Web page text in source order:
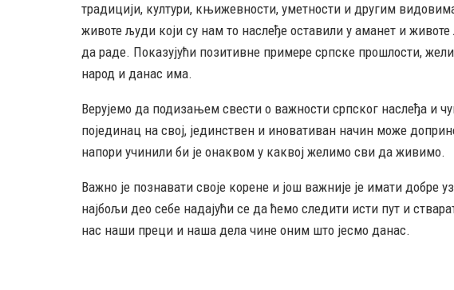
традицији, култури, књижевности, уметности и другим
животе људи који су нам то наслеђе оставили у аманет и
да раде. Показујући позитивне примере српске прошлости,
народ и данас има.
Верујемо да подизањем свести о важности српског наслеђа и
појединац на свој, јединствен и иновативан начин може
напори учинили би је онаквом у каквој желимо сви да живимо.
Важно је познавати своје корене и још важније је имати добре
најбољи део себе надајући се да ћемо следити исти пут и
нас наши преци и наша дела чине оним што јесмо данас.
РОЂЕН ЈЕ ГЛУМАЦ МИЛУТИН МИЋА ТАТИЋ